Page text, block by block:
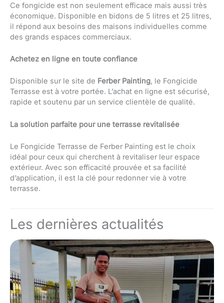
Ce fongicide est non seulement efficace mais aussi très
économique. Disponible en bidons de 5 litres et 25 litres,
il répond aux besoins des maisons individuelles comme
des grands espaces commerciaux.
Achetez en ligne en toute confiance
Disponible sur le site de Ferber Painting, le Fongicide
Terrasse est à votre portée. L’achat en ligne est sécurisé,
rapide et soutenu par un service clientèle de qualité.
La solution parfaite pour une terrasse revitalisée
Le Fongicide Terrasse de Ferber Painting est le choix
idéal pour ceux qui cherchent à revitaliser leur espace
extérieur. Avec son efficacité prouvée et sa facilité
d’application, il est la clé pour redonner vie à votre
terrasse.
Les dernières actualités